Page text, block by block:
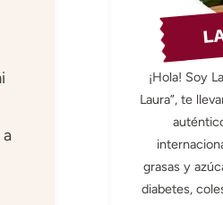
¡Hola! Soy
Laura”, te
grasas y
diabetes,